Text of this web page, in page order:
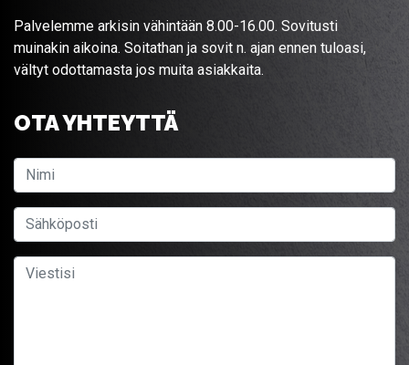
Palvelemme arkisin vähintään 8.00-16.00. Sovitusti
muinakin aikoina. Soitathan ja sovit n. ajan ennen tuloasi,
vältyt odottamasta jos muita asiakkaita.
OTA YHTEYTTÄ